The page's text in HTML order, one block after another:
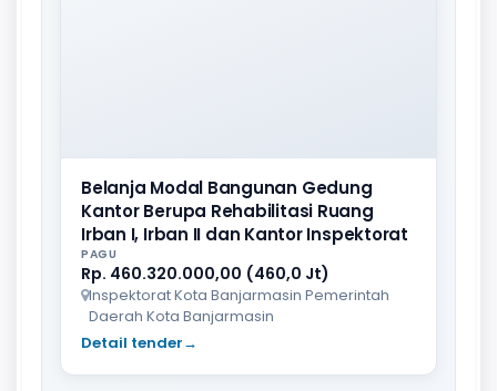
Belanja Modal Bangunan Gedung
Kantor Berupa Rehabilitasi Ruang
Irban I, Irban II dan Kantor Inspektorat
PAGU
Rp. 460.320.000,00 (460,0 Jt)
Inspektorat Kota Banjarmasin Pemerintah
Daerah Kota Banjarmasin
Detail tender→